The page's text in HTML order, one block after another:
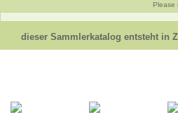
Bonsaipanther:geschrieben am: 10. 5.
@ Harald
https://www.ue-ei-portal-
Dein Enkel sollte zur Strafe die nächsten
jan-lukas:
geschrieben am: 29. 4. 2026 -
https://www.ferrero-
Please
dieser Sammlerkatalog entsteht in